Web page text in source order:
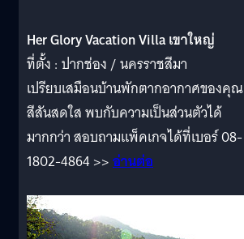
Her Glory Vacation Villa เขาใหญ่
ที่ตั้ง : ปากช่อง / นครราชสีมา
เปรียบเสมือนบ้านพักตากอากาศของคุณ
สีสันสดใส พบกับความเป็นส่วนตัวได้
มากกว่า สอบถามแพ็คเกจได้ที่เบอร์ 08-
1802-4864 >>อ่านต่อ